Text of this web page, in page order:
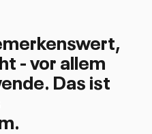
- vor allem
Das ist